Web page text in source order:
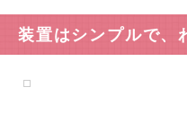
装置はシンプルで、